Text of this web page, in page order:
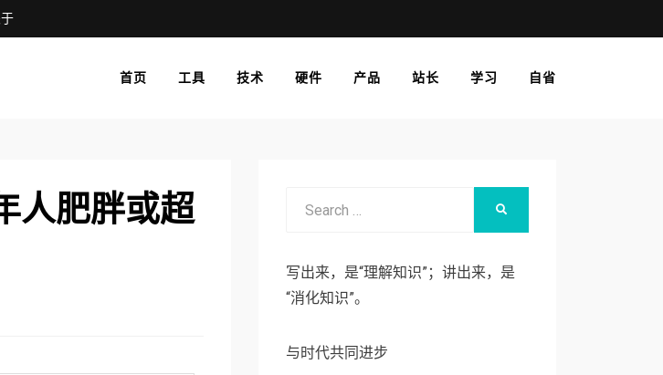
首页 工具 技术 硬件 产品 站长 学习 自省
人肥胖或超
写出来，是“理解知识”；讲出来，是
“消化知识”。
与时代共同进步